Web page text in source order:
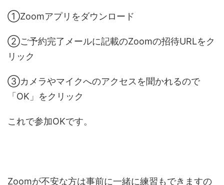
①Zoomアプリをダウンロード
②ご予約完了メールに記載のZoomの招待URLをク
リック
③カメラやマイクへのアクセスを聞かれるので
「OK」をクリック
これで参加OKです。
Zoomが不安な方は事前に一緒に練習もできますの